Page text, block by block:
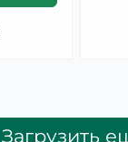
Загрузить